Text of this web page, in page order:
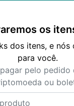
os
dos itens, e nós
para você.
pelo pedido
ou